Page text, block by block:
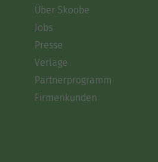
Über Skoobe
Jobs
Presse
Verlage
Partnerprogramm
Firmenkunden